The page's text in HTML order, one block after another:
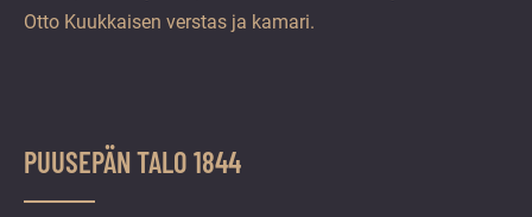
Otto Kuukkaisen verstas ja kamari.
PUUSEPÄN TALO 1844